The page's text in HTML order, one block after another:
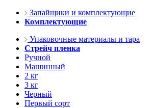
Запайщики и комплектующие
Комплектующие
Упаковочные материалы и тара
Стрейч пленка
Ручной
Машинный
2 кг
3 кг
Черный
Первый сорт